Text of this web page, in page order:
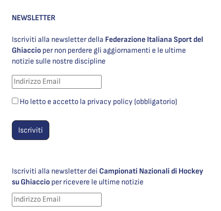
NEWSLETTER
Iscriviti alla newsletter della Federazione Italiana Sport del
Ghiaccio per non perdere gli aggiornamenti e le ultime
notizie sulle nostre discipline
Ho letto e accetto la privacy policy (obbligatorio)
Iscriviti alla newsletter dei Campionati Nazionali di Hockey
su Ghiaccio per ricevere le ultime notizie